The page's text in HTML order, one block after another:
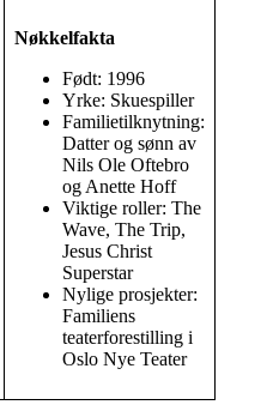
Nøkkelfakta
Født: 1996
Yrke: Skuespiller
Familietilknytning:
Datter og sønn av
Nils Ole Oftebro
og Anette Hoff
Viktige roller: The
Wave, The Trip,
Jesus Christ
Superstar
Nylige prosjekter:
Familiens
teaterforestilling i
Oslo Nye Teater